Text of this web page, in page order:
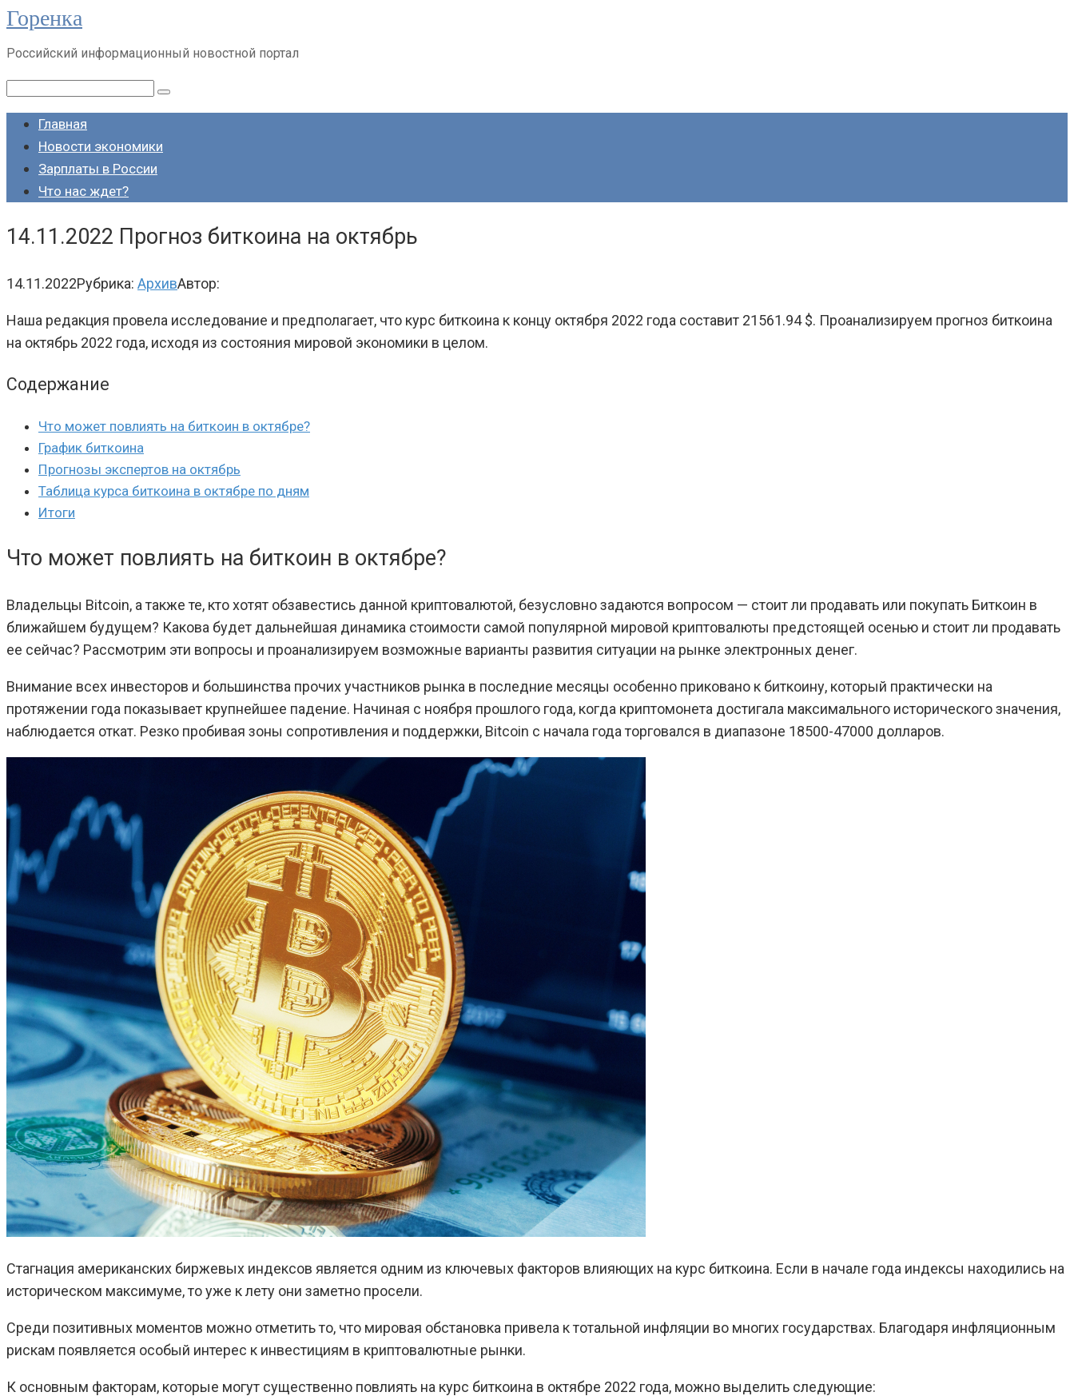
Перейти
контенту
Горенка
Российский информационный новостной портал
Поиск:
Главная
Новости экономики
Зарплаты в России
Что нас ждет?
14.11.2022 Прогноз биткоина на октябрь
14.11.2022Рубрика: АрхивАвтор:
Наша редакция провела исследование и предполагает, что курс биткоина к концу октября 2022 года составит 21561.94 $. Проанализируем прогноз биткоина
на октябрь 2022 года, исходя из состояния мировой экономики в целом.
Содержание
Что может повлиять на биткоин в октябре?
График биткоина
Прогнозы экспертов на октябрь
Таблица курса биткоина в октябре по дням
Итоги
Что может повлиять на биткоин в октябре?
Владельцы Bitcoin, а также те, кто хотят обзавестись данной криптовалютой, безусловно задаются вопросом — стоит ли продавать или покупать Биткоин в
ближайшем будущем? Какова будет дальнейшая динамика стоимости самой популярной мировой криптовалюты предстоящей осенью и стоит ли продавать
ее сейчас? Рассмотрим эти вопросы и проанализируем возможные варианты развития ситуации на рынке электронных денег.
Внимание всех инвесторов и большинства прочих участников рынка в последние месяцы особенно приковано к биткоину, который практически на
протяжении года показывает крупнейшее падение. Начиная с ноября прошлого года, когда криптомонета достигала максимального исторического значения,
наблюдается откат. Резко пробивая зоны сопротивления и поддержки, Bitcoin с начала года торговался в диапазоне 18500-47000 долларов.
Стагнация американских биржевых индексов является одним из ключевых факторов влияющих на курс биткоина. Если в начале года индексы находились на
историческом максимуме, то уже к лету они заметно просели.
Среди позитивных моментов можно отметить то, что мировая обстановка привела к тотальной инфляции во многих государствах. Благодаря инфляционным
рискам появляется особый интерес к инвестициям в криптовалютные рынки.
К основным факторам, которые могут существенно повлиять на курс биткоина в октябре 2022 года, можно выделить следующие: